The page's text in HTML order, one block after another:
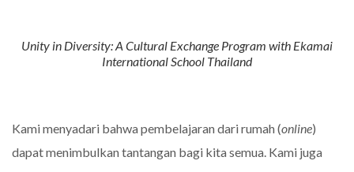
Unity in Diversity: A Cultural Exchange Program with Ekamai
International School Thailand
Kami menyadari bahwa pembelajaran dari rumah (online)
dapat menimbulkan tantangan bagi kita semua. Kami juga